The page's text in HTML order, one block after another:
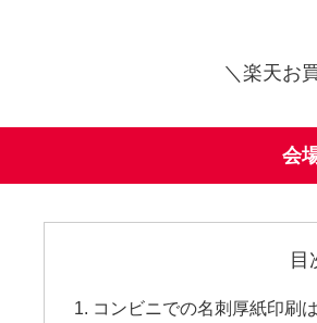
＼楽天お
会
目
コンビニでの名刺厚紙印刷